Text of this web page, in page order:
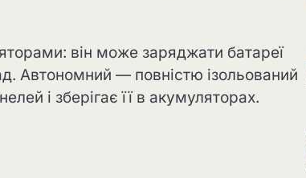
він може заряджати батареї
Автономний — повністю ізольований
і зберігає її в акумуляторах.